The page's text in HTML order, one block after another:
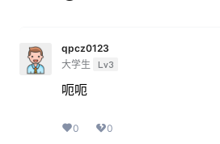
qpcz0123
大学生
Lv3
呃呃
0 0